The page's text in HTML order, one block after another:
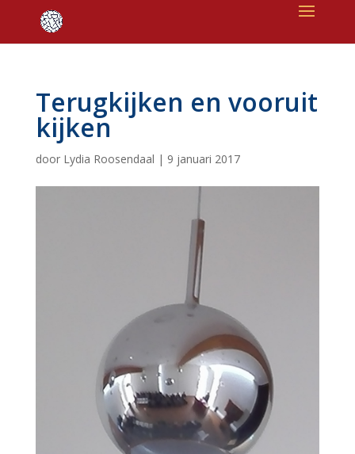
Terugkijken en vooruit
kijken
door Lydia Roosendaal | 9 januari 2017